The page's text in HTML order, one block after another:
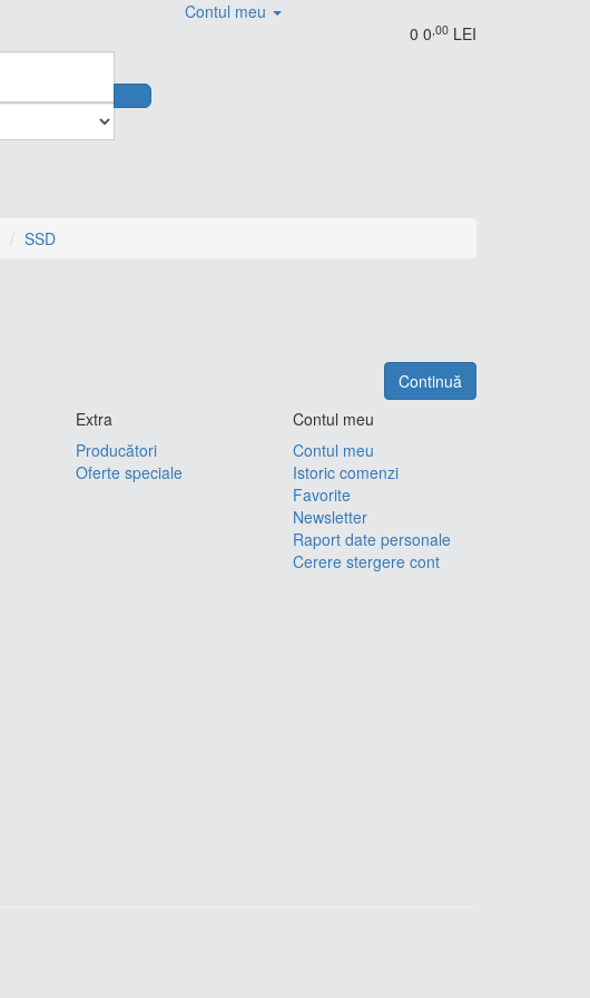
Contul meu
0 0 ,00 LEI
SSD
Continuă
Extra
Producători
Oferte speciale
Contul meu
Contul meu
Istoric comenzi
Favorite
Newsletter
Raport date personale
Cerere stergere cont